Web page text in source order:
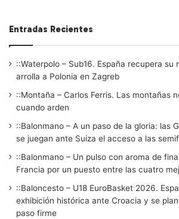
Entradas Recientes
::Waterpolo – Sub16. España recupera su
arrolla a Polonia en Zagreb
::Montaña – Carlos Ferris. Las montañas
cuando arden
::Balonmano – A un paso de la gloria: las
se juegan ante Suiza el acceso a las
::Balonmano – Un pulso con aroma de
Francia por un puesto entre las cuatro
::Baloncesto – U18 EuroBasket 2026.
exhibición histórica ante Croacia y se
paso firme